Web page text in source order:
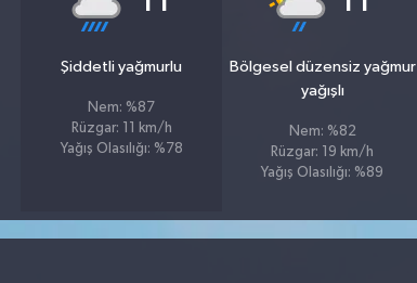
Şiddetli yağmurlu
Nem: %87
Rüzgar: 11 km/h
Yağış Olasılığı: %78
Bölgesel düzensiz yağmur
yağışlı
Nem: %82
Rüzgar: 19 km/h
Yağış Olasılığı: %89